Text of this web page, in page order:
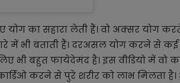
का सहारा लेती हैं। वो अक्सर योग करते
में भी बताती हैं। दरअसल योग करने से कई
भी बहुत फायेदेमंद है। इस वीडियो में वो
करने से पुरे शरीर को लाभ मिलता